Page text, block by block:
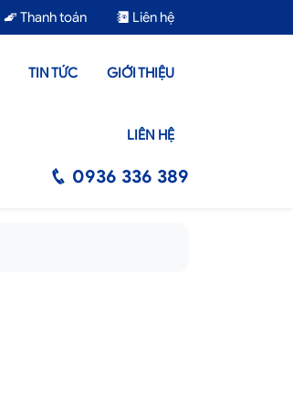
Thanh toán Liên hệ
TIN TỨC GIỚI THIỆU
LIÊN HỆ
0936 336 389